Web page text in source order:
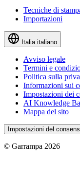
Tecniche di
Importazioni
Italia italiano
Avviso legale
Termini e
Politica sulla
Informazioni sui
Impostazioni dei
AI Knowledge
Mappa del sito
Impostazioni del
© Garrampa 2026